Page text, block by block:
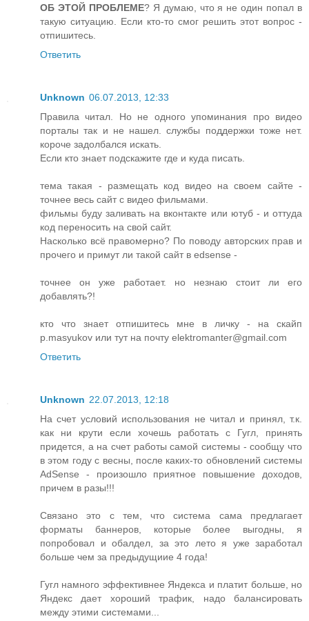
ОБ ЭТОЙ ПРОБЛЕМЕ? Я думаю, что я не один попал в
такую ситуацию. Если кто-то смог решить этот вопрос -
отпишитесь.
Ответить
Unknown 06.07.2013, 12:33
Правила читал. Но не одного упоминания про видео
порталы так и не нашел. службы поддержки тоже нет.
короче задолбался искать.
Если кто знает подскажите где и куда писать.
тема такая - размещать код видео на своем сайте -
точнее весь сайт с видео фильмами.
фильмы буду заливать на вконтакте или ютуб - и оттуда
код переносить на свой сайт.
Насколько всё правомерно? По поводу авторских прав и
прочего и примут ли такой сайт в edsense -
точнее он уже работает. но незнаю стоит ли его
добавлять?!
кто что знает отпишитесь мне в личку - на скайп
p.masyukov или тут на почту elektromanter@gmail.com
Ответить
Unknown 22.07.2013, 12:18
На счет условий использования не читал и принял, т.к.
как ни крути если хочешь работать с Гугл, принять
придется, а на счет работы самой системы - сообщу что
в этом году с весны, после каких-то обновлений системы
AdSense - произошло приятное повышение доходов,
причем в разы!!!
Связано это с тем, что система сама предлагает
форматы баннеров, которые более выгодны, я
попробовал и обалдел, за это лето я уже заработал
больше чем за предыдущиие 4 года!
Гугл намного эффективнее Яндекса и платит больше, но
Яндекс дает хороший трафик, надо балансировать
между этими системами...